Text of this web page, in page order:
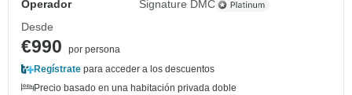
Operador
Signature DMC
Desde
€990
por persona
Regístrate para acceder a los descuentos
Precio basado en una habitación privada doble